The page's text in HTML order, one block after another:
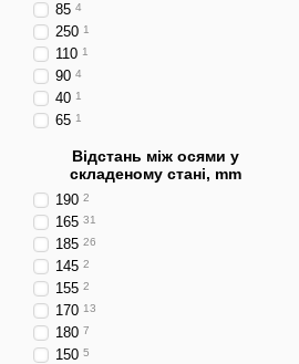
85 4
250 1
110 1
90 4
40 1
65 1
Відстань між осями у
складеному стані, mm
190 2
165 31
185 26
145 2
155 2
170 13
180 7
150 5